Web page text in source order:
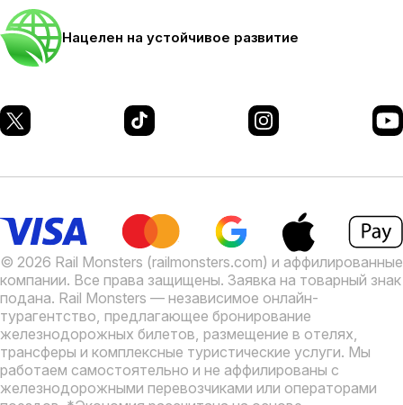
Нацелен на устойчивое развитие
© 2026 Rail Monsters (railmonsters.com) и аффилированные
компании. Все права защищены. Заявка на товарный знак
подана. Rail Monsters — независимое онлайн-
турагентство, предлагающее бронирование
железнодорожных билетов, размещение в отелях,
трансферы и комплексные туристические услуги. Мы
работаем самостоятельно и не аффилированы с
железнодорожными перевозчиками или операторами